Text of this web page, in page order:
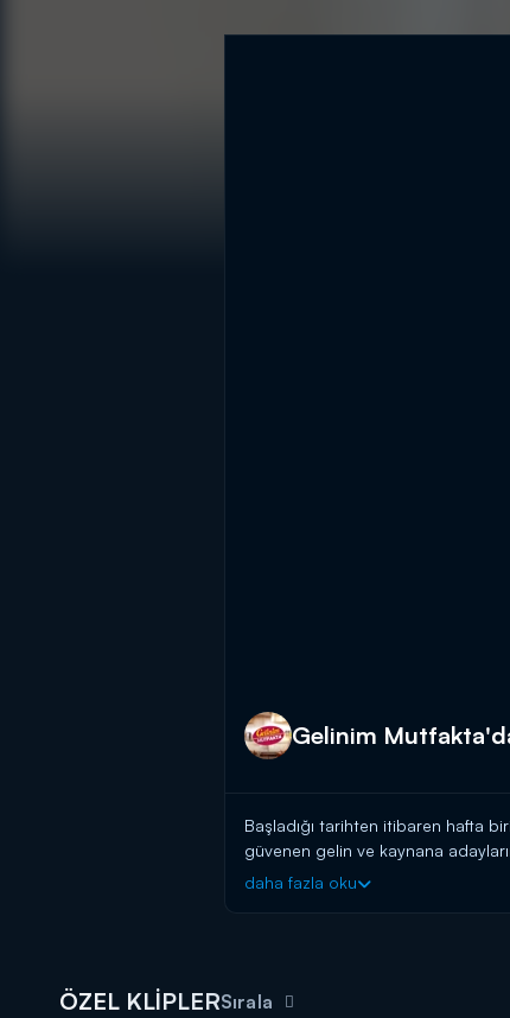
Gelinim
Başladığı tarihten itibaren hafta
güvenen gelin ve kaynana
başlayın!
daha fazla oku
ÖZEL KLİPLERSırala